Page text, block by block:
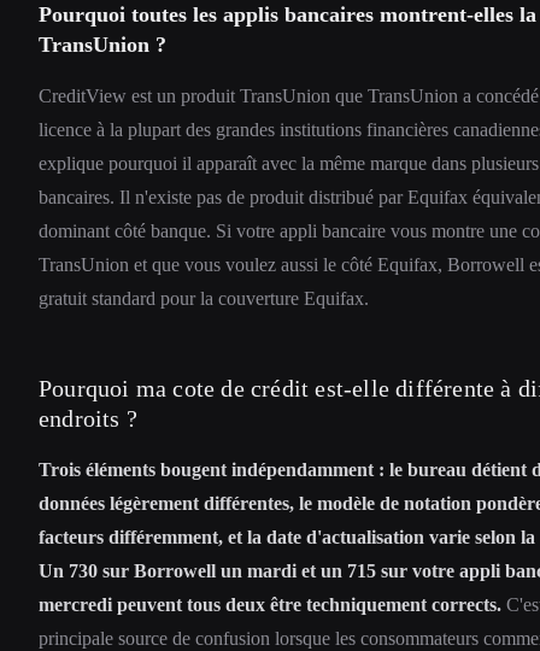
Pourquoi toutes les applis bancaires montrent-elles la
TransUnion ?
CreditView est un produit TransUnion que TransUnion a
licence à la plupart des grandes institutions financières
explique pourquoi il apparaît avec la même marque dans
bancaires. Il n'existe pas de produit distribué par Equifax
dominant côté banque. Si votre appli bancaire vous montre une
TransUnion et que vous voulez aussi le côté Equifax, Borrowell
gratuit standard pour la couverture Equifax.
Pourquoi ma cote de crédit est-elle différente à
endroits ?
Trois éléments bougent indépendamment : le bureau détient
données légèrement différentes, le modèle de notation
facteurs différemment, et la date d'actualisation varie selon la
Un 730 sur Borrowell un mardi et un 715 sur votre appli
mercredi peuvent tous deux être techniquement corrects.
principale source de confusion lorsque les consommateurs